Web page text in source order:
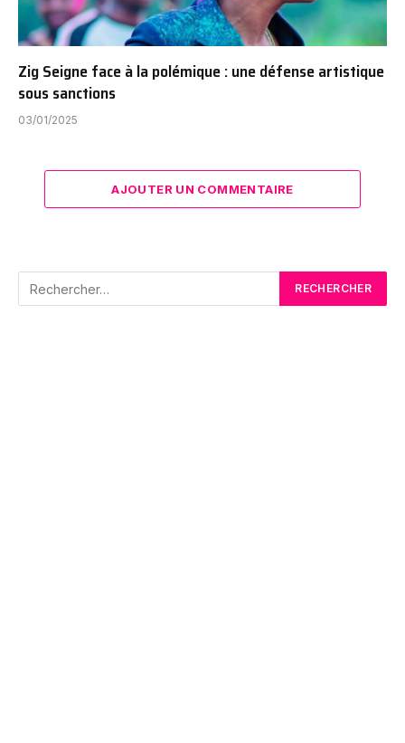
Zig Seigne face à la polémique : une défense artistique
sous sanctions
03/01/2025
AJOUTER UN COMMENTAIRE